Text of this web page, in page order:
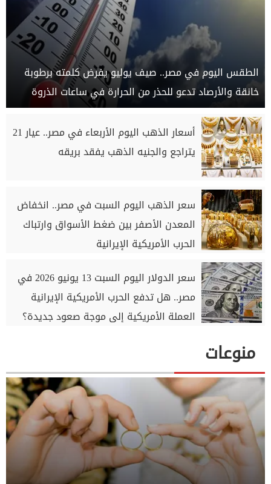
الطقس اليوم في مصر.. صيف يوليو يفرض كلمته برطوبة
خانقة والأرصاد تدعو للحذر من الحرارة في ساعات الذروة
أسعار الذهب اليوم الأربعاء في مصر.. عيار 21
يتراجع والجنيه الذهب يفقد بريقه
سعر الذهب اليوم السبت في مصر.. انخفاض
المعدن الأصفر بين ضغط الأسواق وارتباك
الحرب الأمريكية الإيرانية
سعر الدولار اليوم السبت 13 يونيو 2026 في
مصر.. هل تدفع الحرب الأمريكية الإيرانية
العملة الأمريكية إلى موجة صعود جديدة؟
منوعات